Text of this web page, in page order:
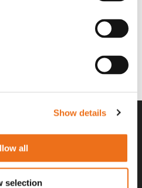
Show details
all
selection
Lägg till i varukorg
Rotor teeth 8t/6k 0Gr/8 R6/14